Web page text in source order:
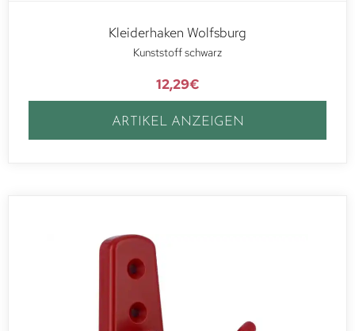
Kleiderhaken Wolfsburg
Kunststoff schwarz
12,29€
ARTIKEL ANZEIGEN